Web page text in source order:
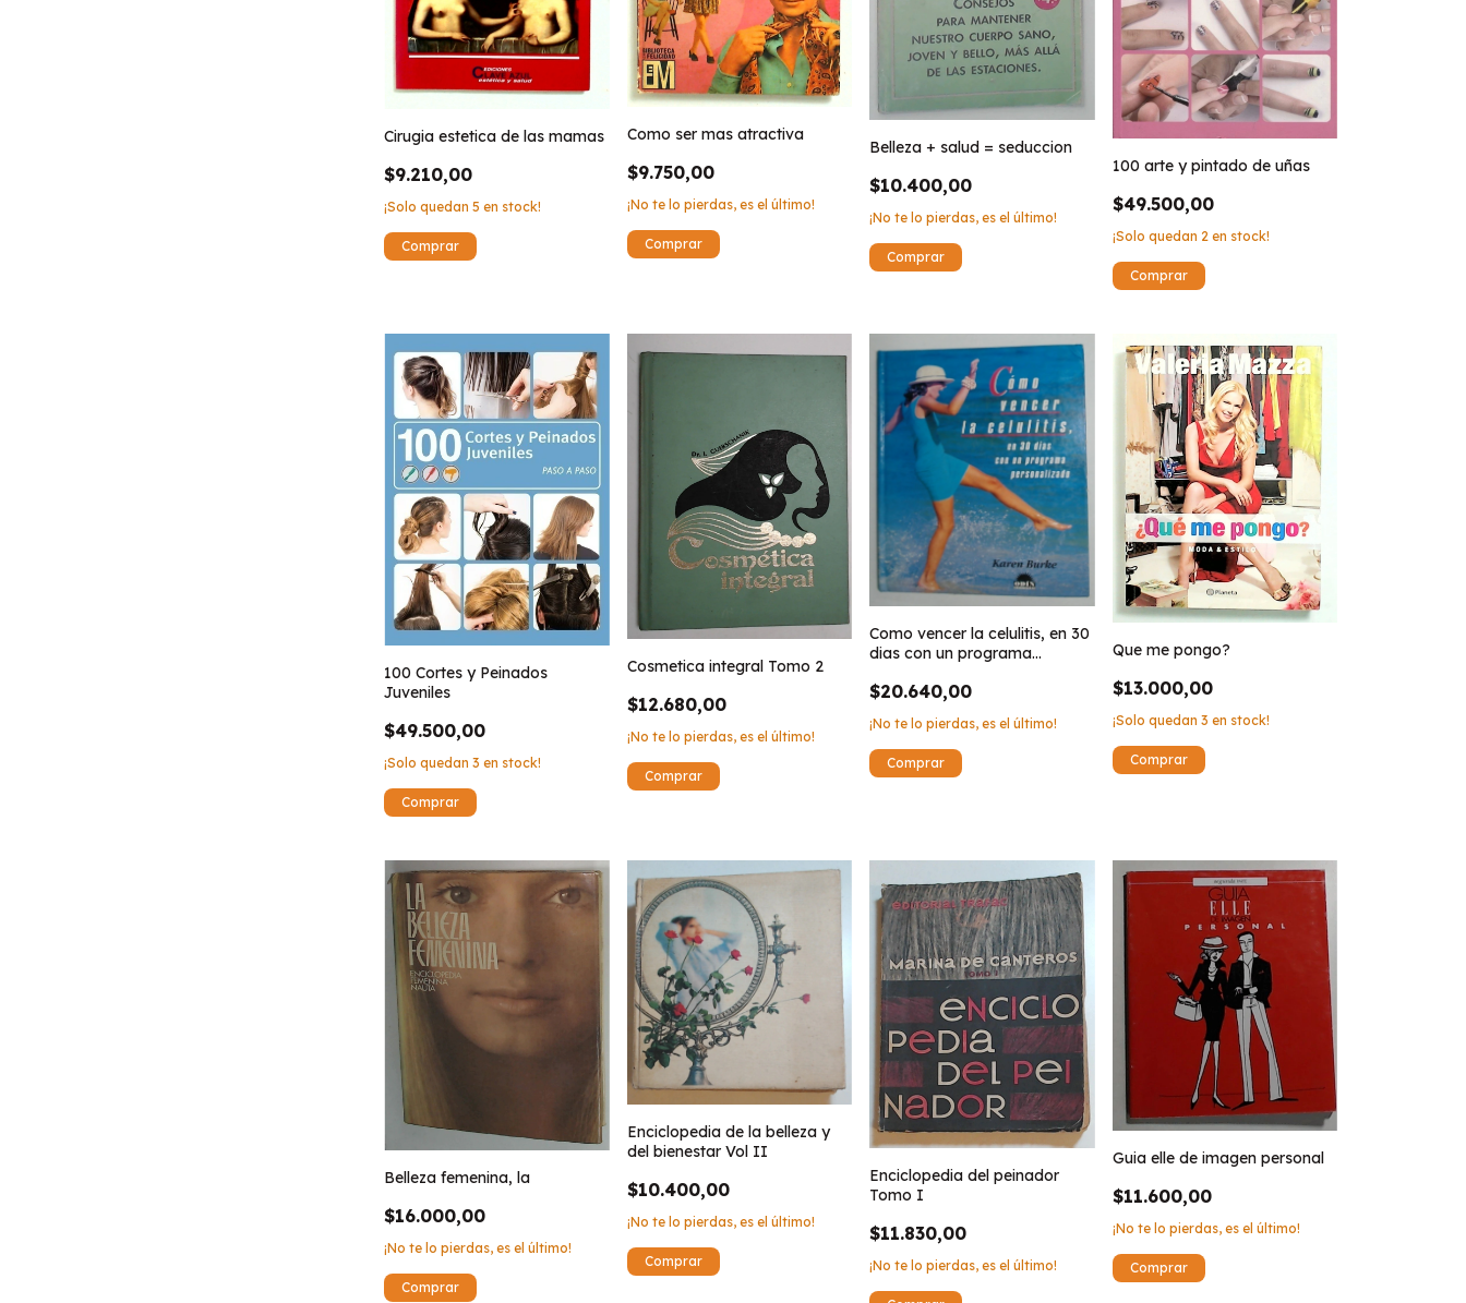
Cirugia estetica de las mamas
$9.210,00
¡Solo quedan5 en stock!
Como ser mas atractiva
$9.750,00
¡No te lo pierdas, es el último!
Belleza + salud = seduccion
$10.400,00
¡No te lo pierdas, es el último!
100 arte y pintado de uñas
$49.500,00
¡Solo quedan 2 en stock!
100 Cortes y Peinados
Juveniles
$49.500,00
¡Solo quedan3 en stock!
Cosmetica integral Tomo 2
$12.680,00
¡No te lo pierdas, es el último!
Como vencer la celulitis, en 30
dias con un programa
$20.640,00
¡No te lo pierdas, es el último!
Que me pongo?
$13.000,00
¡Solo quedan 3 en stock!
Belleza femenina, la
$16.000,00
¡No te lo pierdas, es el último!
Enciclopedia de la belleza y
del bienestar Vol II
$10.400,00
¡No te lo pierdas, es el último!
Enciclopedia del peinador
Tomo I
$11.830,00
¡No te lo pierdas, es el último!
Guia elle de imagen personal
$11.600,00
¡No te lo pierdas, es el último!